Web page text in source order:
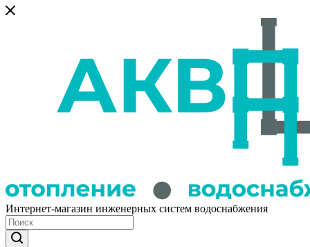
Интернет-магазин инженерных систем водоснабжения